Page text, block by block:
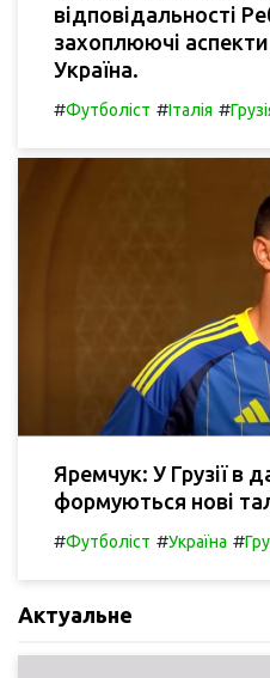
відповідальності
захоплюючі аспекти
Україна.
#Футболіст #Італія #
Яремчук: У Грузії в
формуються нові
#Футболіст #Україна #
Актуальне